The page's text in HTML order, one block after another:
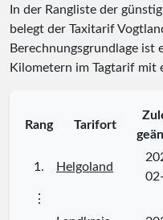
In der Rangliste der
belegt der Taxitarif
Berechnungsgrundlage ist
Kilometern im Tagtarif
Rang Tarifort
1. Helgoland
⋮